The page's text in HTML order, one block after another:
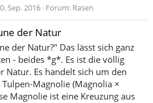
Sep. 2016 Forum: Rasen
der Natur
der Natur?" Das lässt sich ganz
- beides *g*. Es ist die völlig
Natur. Es handelt sich um den
Magnolie (Magnolia ×
Magnolie ist eine Kreuzung aus